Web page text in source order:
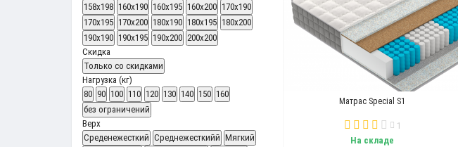
158x198 160x190 160x195 160x200 170x190
170x195 170x200 180x190 180x195 180x200
190x190 190x195 190x200 200x200
Скидка
Только со cкидками
Нагрузка (кг)
80 90 100 110 120 130 140 150 160
без ограничений
Верх
Среденежесткий Среднежесткийй Мягкий
Матрас Special S1
1
На складе